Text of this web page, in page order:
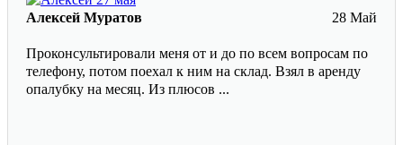
28 Май
Алексей Муратов
Проконсультировали меня от и до по всем вопросам по
телефону, потом поехал к ним на склад. Взял в аренду
опалубку на месяц. Из плюсов ...